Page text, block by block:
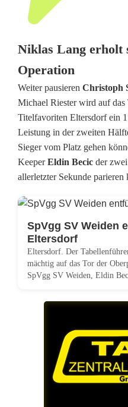
s
t
e
i
g
e
r
a
M
Niklas Lang erholt
Operation
Weiter pausieren Christoph
Michael Riester wird auf das
Titelfavoriten Eltersdorf ein
Leistung in der zweiten
Sieger vom Platz gehen
KeeperEldin Becic der
allerletzter Sekunde parieren
SpVgg SV Weiden
Eltersdorf
Eltersdorf. Der
mächtig auf das Tor der
SpVgg SV Weiden, Eldin